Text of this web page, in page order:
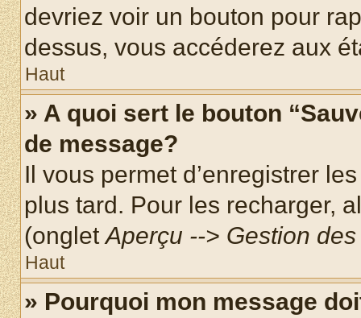
devriez voir un bouton pour
dessus, vous accéderez aux
Haut
» A quoi sert le bouton
de message?
Il vous permet d’enregistrer
plus tard. Pour les recharger,
(ongletAperçu --> Gestion
Haut
» Pourquoi mon message